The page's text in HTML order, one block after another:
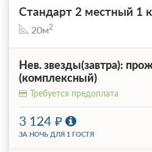
Стандарт 2 местный 1
20м2
Нев. звезды(завтра):
(комплексный)
Требуется предоплата
3 124
ЗА НОЧЬ ДЛЯ 1 ГОСТЯ